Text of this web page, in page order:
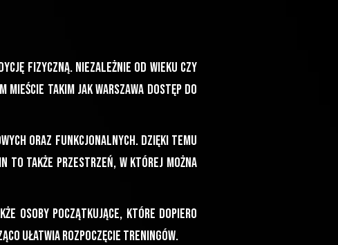
fizyczną. Niezależnie od wieku czy
mieście takim jak warszawa dostęp do
oraz funkcjonalnych. Dzięki temu
to także przestrzeń, w której można
osoby początkujące, które dopiero
ułatwia rozpoczęcie treningów.